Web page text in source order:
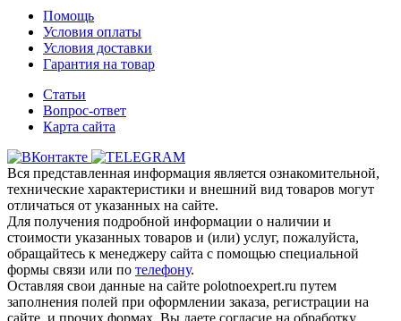
Помощь
Условия оплаты
Условия доставки
Гарантия на товар
Статьи
Вопрос-ответ
Карта сайта
Вся представленная информация является ознакомительной,
технические характеристики и внешний вид товаров могут
отличаться от указанных на сайте.
Для получения подробной информации о наличии и
стоимости указанных товаров и (или) услуг, пожалуйста,
обращайтесь к менеджеру сайта с помощью специальной
формы связи или по телефону.
Оставляя свои данные на сайте polotnoexpert.ru путем
заполнения полей при оформлении заказа, регистрации на
сайте, и прочих формах, Вы даете согласие на обработку